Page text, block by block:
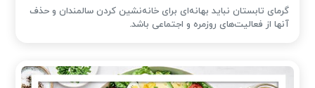
گرمای تابستان نباید بهانه‌ای برای خانه‌نشین کردن سالمندان و حذف
آنها از فعالیت‌های روزمره و اجتماعی باشد.